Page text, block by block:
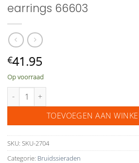
earrings 66603
€41.95
Op voorraad
earrings 66603 aantal
TOEVOEGEN AAN
SKU: SKU-2704
Categorie: Bruidssieraden